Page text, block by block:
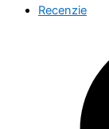
Recenzie